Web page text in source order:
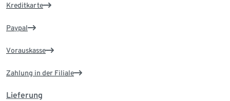
Kreditkarte
Paypal
Vorauskasse
Zahlung in der Filiale
Lieferung